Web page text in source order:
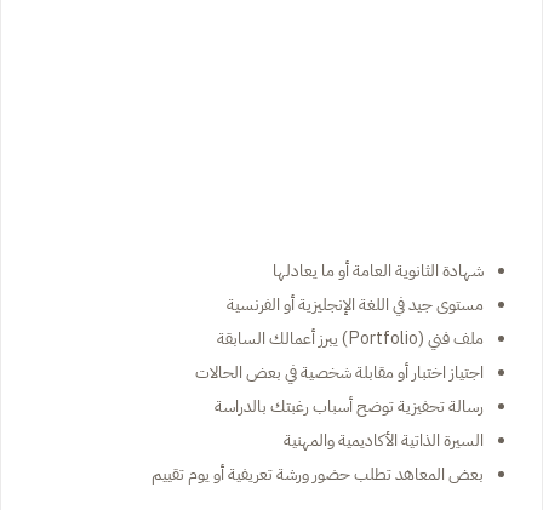
شهادة الثانوية العامة أو ما يعادلها
مستوى جيد في اللغة الإنجليزية أو الفرنسية
ملف فني (Portfolio) يبرز أعمالك السابقة
اجتياز اختبار أو مقابلة شخصية في بعض الحالات
رسالة تحفيزية توضح أسباب رغبتك بالدراسة
السيرة الذاتية الأكاديمية والمهنية
بعض المعاهد تطلب حضور ورشة تعريفية أو يوم تقييم